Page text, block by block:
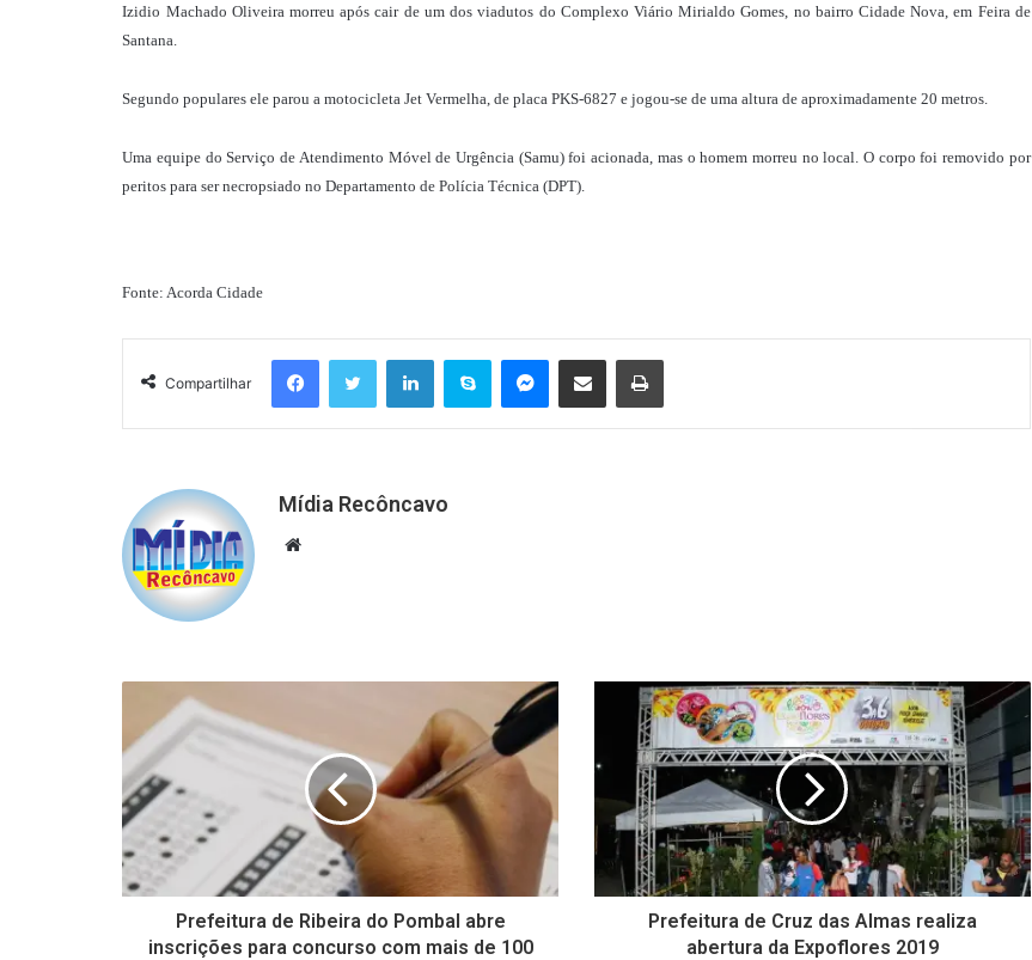
Izidio Machado Oliveira morreu após cair de um dos viadutos do Complexo Viário Mirialdo Gomes, no bairro Cidade Nova, em Feira de
Santana.
Segundo populares ele parou a motocicleta Jet Vermelha, de placa PKS-6827 e jogou-se de uma altura de aproximadamente 20 metros.
Uma equipe do Serviço de Atendimento Móvel de Urgência (Samu) foi acionada, mas o homem morreu no local.O corpo foi removido por
peritos para ser necropsiado no Departamento de Polícia Técnica (DPT).
Fonte: Acorda Cidade
Compartilhar
FacebookTwitter LinkedinSkype Messenger
Compartilhar via e-mail Imprimir
Mídia Recôncavo
Website
Prefeitura de Ribeira do Pombal abre
inscrições para concurso com mais de 100
Prefeitura de Cruz das Almas realiza
abertura da Expoflores 2019